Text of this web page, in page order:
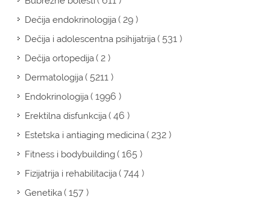
Dečija endokrinologija( 29 )
Dečija i adolescentna psihijatrija( 531 )
Dečija ortopedija( 2 )
Dermatologija( 5211 )
Endokrinologija( 1996 )
Erektilna disfunkcija( 46 )
Estetska i antiaging medicina( 232 )
Fitness i bodybuilding( 165 )
Fizijatrija i rehabilitacija( 744 )
Genetika( 157 )